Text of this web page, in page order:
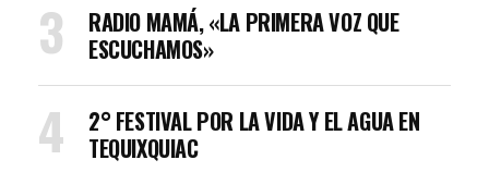
RADIO MAMÁ, «LA PRIMERA VOZ QUE
ESCUCHAMOS»
2° FESTIVAL POR LA VIDA Y EL AGUA EN
TEQUIXQUIAC